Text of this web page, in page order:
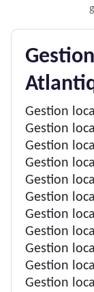
Gestion
Gestion
Gestion
Gestion
Gestion
Gestion
Gestion
Gestion
Gestion
Gestion
Gestion